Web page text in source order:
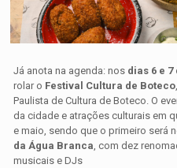
Já anota na agenda: nos dias 6 e
rolar o Festival Cultura de Boteco
Paulista de Cultura de Boteco. O
da cidade e atrações culturais em
e maio, sendo que o primeiro será
da Água Branca, com dez
musicais e DJs